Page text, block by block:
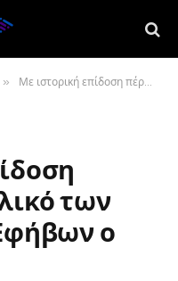
» Με ιστορική επίδοση πέρασε στον τελικό των 100μ. πρόσθιο Εφήβων ο Ντούμας
των
ο